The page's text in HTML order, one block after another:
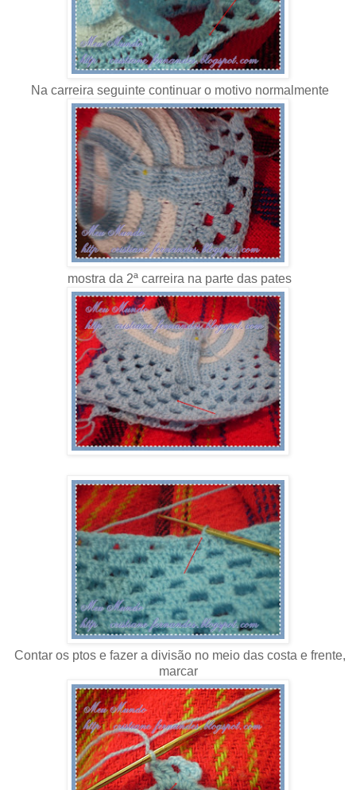
Na carreira seguinte continuar o motivo normalmente
mostra da 2ª carreira na parte das pates
Contar os ptos e fazer a divisão no meio das costa e frente,
marcar